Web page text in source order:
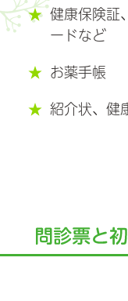
★ 健康保険証
ードなど
★ お薬手帳
★ 紹介状、健